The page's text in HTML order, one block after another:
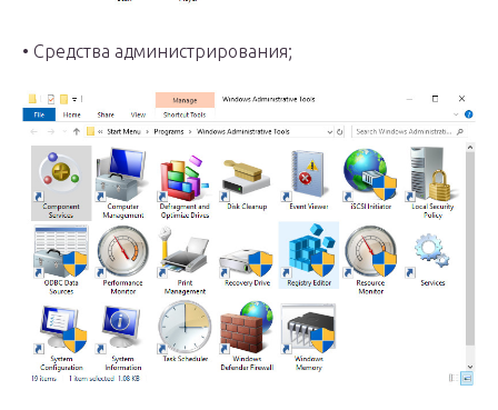
• Средства администрирования;